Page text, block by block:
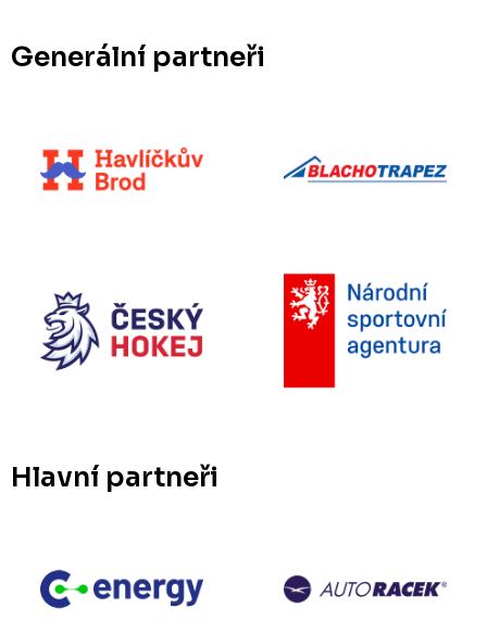
Generální partneři
Hlavní partneři